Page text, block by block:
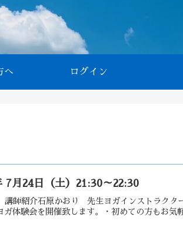
へ ログイン
7月24日（土）21:30～22:30
。講師紹介石原かおり 先生ヨガインスト
体験会を開催致します。・初めての方もお気